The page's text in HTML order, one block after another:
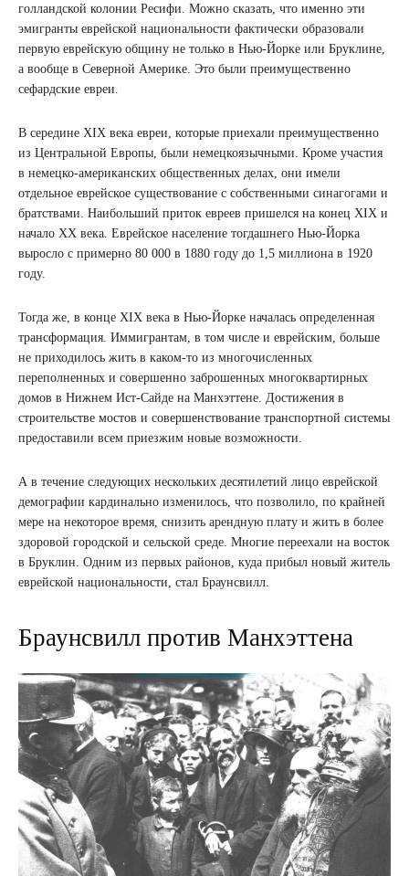
голландской колонии Ресифи. Можно сказать, что именно эти
эмигранты еврейской национальности фактически образовали
первую еврейскую общину не только в Нью-Йорке или Бруклине,
а вообще в Северной Америке. Это были преимущественно
сефардские евреи.
В середине XIX века евреи, которые приехали преимущественно
из Центральной Европы, были немецкоязычными. Кроме участия
в немецко-американских общественных делах, они имели
отдельное еврейское существование с собственными синагогами и
братствами. Наибольший приток евреев пришелся на конец XIX и
начало XX века. Еврейское население тогдашнего Нью-Йорка
выросло с примерно 80 000 в 1880 году до 1,5 миллиона в 1920
году.
Тогда же, в конце XIX века в Нью-Йорке началась определенная
трансформация. Иммигрантам, в том числе и еврейским, больше
не приходилось жить в каком-то из многочисленных
переполненных и совершенно заброшенных многоквартирных
домов в Нижнем Ист-Сайде на Манхэттене. Достижения в
строительстве мостов и совершенствование транспортной системы
предоставили всем приезжим новые возможности.
А в течение следующих нескольких десятилетий лицо еврейской
демографии кардинально изменилось, что позволило, по крайней
мере на некоторое время, снизить арендную плату и жить в более
здоровой городской и сельской среде. Многие переехали на восток
в Бруклин. Одним из первых районов, куда прибыл новый житель
еврейской национальности, стал Браунсвилл.
Браунсвилл против Манхэттена